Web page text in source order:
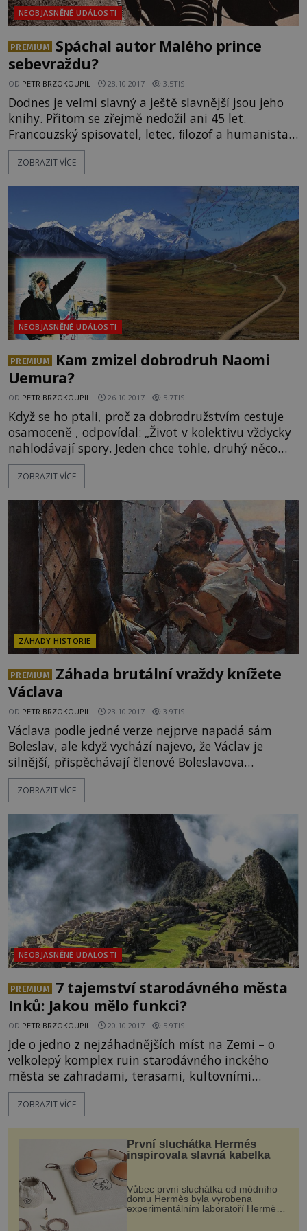
NEOBJASNĚNÉ UDÁLOSTI
PREMIUM
Spáchal autor Malého prince
sebevraždu?
OD PETR BRZOKOUPIL 28.10.2017 3.5TIS
Dodnes je velmi slavný a ještě slavnější jsou jeho
knihy. Přitom se zřejmě nedožil ani 45 let.
Francouzský spisovatel, letec, ﬁlozof a humanista
Antoine de Saint Exupéry totiž 31. července 1944
tajemně zmizel se spojeneckým průzkumným
nikdy nenašlo. Kam se poděl? Byl sestřelen při
plnění svých bojových úkolů, stal se obětí
technické závady, nebo spá
ZOBRAZIT VÍCE
NEOBJASNĚNÉ UDÁLOSTI
PREMIUM
Kam zmizel dobrodruh Naomi
Uemura?
OD PETR BRZOKOUPIL 26.10.2017 5.7TIS
Když se ho ptali, proč za dobrodružstvím cestuje
osamoceně , odpovídal: „Život v kolektivu vždycky
nahlodávají spory. Jeden chce tohle, druhý něco
úplně jiného. To není nic pro mě. Psů se ptát
nemusím.“ Co vše stihl japonský dobrodruh Naomi
první dosahuje magického severního pólu? To se
zřejmě s jistotou nikdy nedozvíme. Zato však
přesně víme, kdo k
ZOBRAZIT VÍCE
ZÁHADY HISTORIE
PREMIUM
Záhada brutální vraždy knížete
Václava
OD PETR BRZOKOUPIL 23.10.2017 3.9TIS
Václava podle jedné verze nejprve napadá sám
Boleslav, ale když vychází najevo, že Václav je
silnější, přispěchávají členové Boleslavova
„komanda“ svému pánovi na pomoc a po boji
Václava probodávají. O životě knížete Václava I.
dokonce nejsme ani datem, místem a okolnostmi
jeho smrti. Kdy přesně žil a jakým způsobem
zemřel? Opravdu za jeho smrt
ZOBRAZIT VÍCE
NEOBJASNĚNÉ UDÁLOSTI
PREMIUM
7 tajemství starodávného města
Inků: Jakou mělo funkci?
OD PETR BRZOKOUPIL 20.10.2017 5.9TIS
Jde o jedno z nejzáhadnějších míst na Zemi – o
velkolepý komplex ruin starodávného inckého
města se zahradami, terasami, kultovními
budovami a paláci. Kde leží? Severozápadně od
peruánského města Cuzco uprostřed bujné
je ale vlastně tak tajuplné? 1) JAK VZNIKÁ NÁZEV
MACHU PICCHU? Vzniká až krátce po objevení
tohoto záhadného místa v minulém sto
ZOBRAZIT VÍCE
První sluchátka Hermés
inspirovala slavná kabelka
Vůbec první sluchátka od módního
domu Hermès byla vyrobena
experimentálním laboratoří Hermès